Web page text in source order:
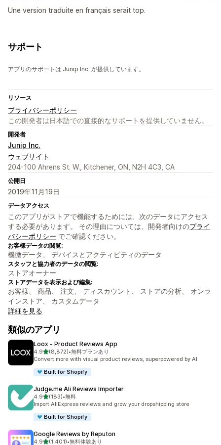
Une version traduite en français serait top.
サポート
アプリのサポートは Junip Inc. が提供しています。
リソース
プライバシーポリシー
この開発者は日本語での直接的なサポートを提供していません。
開発者
Junip Inc.
ウェブサイト
204-100 Ahrens St. W., Kitchener, ON, N2H 4C3, CA
公開日
2019年11月19日
データアクセス
このアプリがストアで機能するためには、次のデータにアクセス
する必要があります。 その理由については、開発者向けのプライ
バシーポリシー でご確認ください。
お客様データの閲覧:
機微データ、 デバイスとアクティビティのデータ
スタッフと協力者のデータの閲覧:
ストアオーナー
ストアデータを表示および編集:
お客様、 商品、 注文、 ディスカウント、 ストアの分析、 オンラ
インストア、 カスタムデータ
詳細を見る
類似のアプリ
Loox ‑ Product Reviews App
4.95つ星中
(8,872)
合計レビュー数：8872件
•無料プランあり
Convert more with visual product reviews, superpowered by AI
Built for Shopify
Judge.me Ali Reviews Importer
4.95つ星中
(183)
合計レビュー数：183件
•無料
Import AliExpress reviews and grow your dropshipping store
Built for Shopify
Google Reviews by Reputon
4.95つ星中
(1,401)•無料体験あり